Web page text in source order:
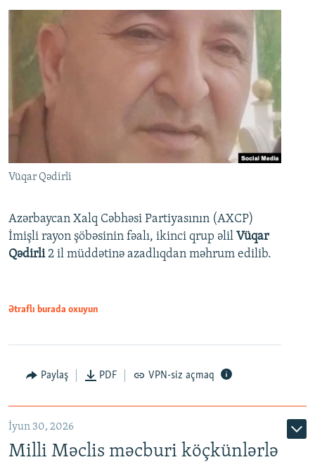
Vüqar Qədirli
Azərbaycan Xalq Cəbhəsi Partiyasının (AXCP)
İmişli rayon şöbəsinin fəalı, ikinci qrup əlil Vüqar
Qədirli2 il müddətinə azadlıqdan məhrum edilib.
Ətraflı burada oxuyun
Paylaş PDF VPN-siz açmaq
İyun 30, 2026
Milli Məclis məcburi köçkünlərlə